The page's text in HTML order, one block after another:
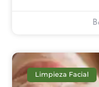
Limpieza Facial